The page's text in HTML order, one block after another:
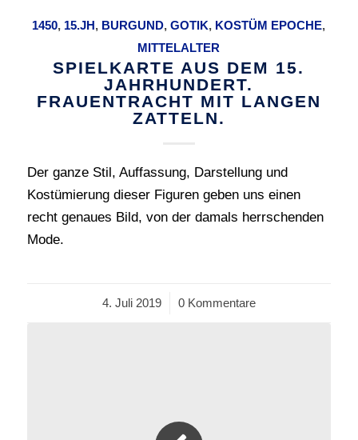
1450, 15.JH, BURGUND,GOTIK, KOSTÜM EPOCHE,
MITTELALTER
SPIELKARTE AUS DEM 15.
JAHRHUNDERT.
FRAUENTRACHT MIT LANGEN
ZATTELN.
Der ganze Stil, Auffassung, Darstellung und
Kostümierung dieser Figuren geben uns einen
recht genaues Bild, von der damals herrschenden
Mode.
4. Juli 2019
/ 0 Kommentare